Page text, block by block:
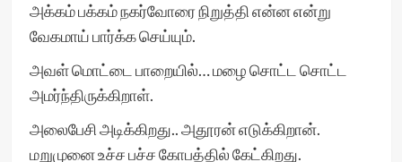
அக்கம் பக்கம் நகர்வோரை நிறுத்தி என்ன என்று
வேகமாய் பார்க்க செய்யும்.
அவள் மொட்டை பாறையில்… மழை சொட்ட சொட்ட
அமர்ந்திருக்கிறாள்.
அலைபேசி அடிக்கிறது.. அதூரன் எடுக்கிறான்.
மறுமுனை உச்ச பச்ச கோபத்தில் கேட்கிறது.